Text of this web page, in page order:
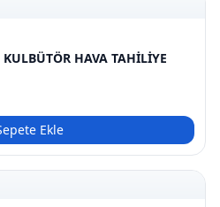
HAVA TAHİLİYE
Ekle